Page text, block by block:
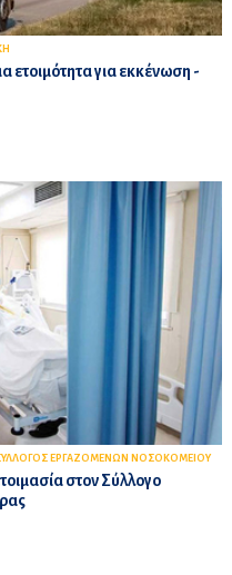
ετοιμότητα για εκκένωση -
ΕΡΓΑΖΟΜΕΝΩΝ ΝΟΣΟΚΟΜΕΙΟΥ
στον Σύλλογο